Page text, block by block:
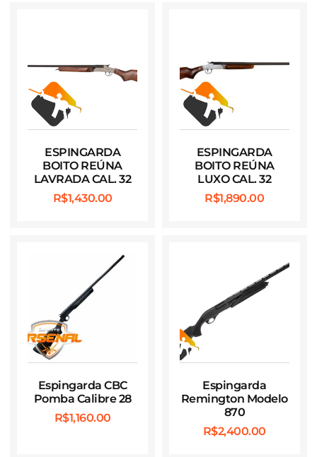
ESPINGARDA
BOITO REÚNA
LAVRADA CAL. 32
R$1,430.00
ESPINGARDA
BOITO REÚNA
LUXO CAL. 32
R$1,890.00
Espingarda CBC
Pomba Calibre 28
R$1,160.00
Espingarda
Remington Modelo
870
R$2,400.00